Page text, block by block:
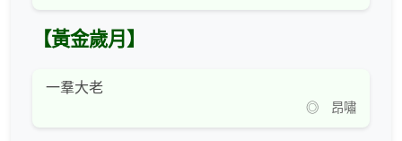
【黃金歲月】
一羣大老
◎ 昂嘯